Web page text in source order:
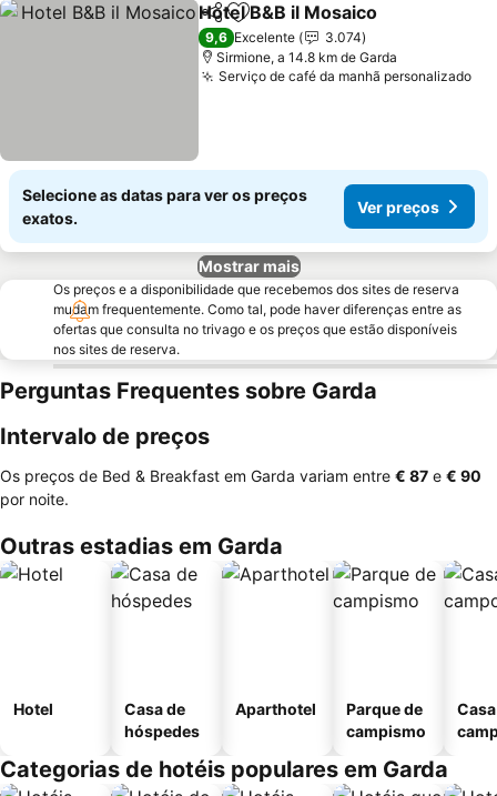
PartilharAdicionar aos favoritos
Hotel B&B il Mosaico
9,6 Excelente
3.074
Sirmione, a 14.8 km de Garda
Serviço de café da manhã personalizado
Selecione as datas para ver os preços
exatos.
Ver preços
Mostrar mais
Os preços e a disponibilidade que recebemos dos sites de reserva
mudam frequentemente. Como tal, pode haver diferenças entre as
ofertas que consulta no trivago e os preços que estão disponíveis
nos sites de reserva.
Perguntas Frequentes sobre Garda
Intervalo de preços
Os preços de Bed & Breakfast em Garda variam entre ‎€ 87 e ‎€ 90
por noite.
Outras estadias em Garda
Hotel
Casa de
hóspedes
Aparthotel
Parque de
campismo
Categorias de hotéis populares em Garda